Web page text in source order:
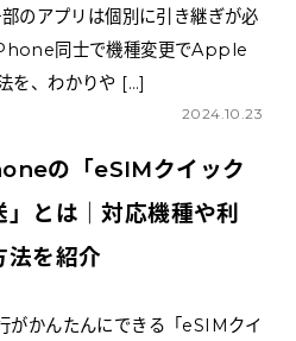
のアプリは個別に引き継ぎが必
同士で機種変更でApple
を、わかりや […]
2024.10.23
の「eSIMクイック
」とは｜対応機種や利
法を紹介
かんたんにできる「eSIMクイ